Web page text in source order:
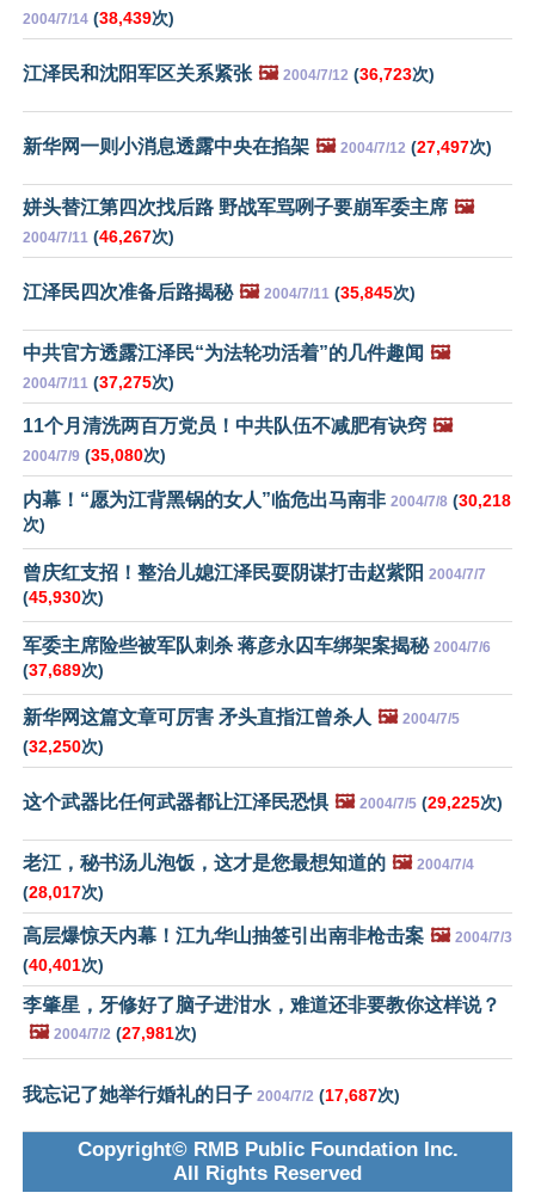
2004/7/14 (38,439次)
江泽民和沈阳军区关系紧张 🖼️ 2004/7/12 (36,723次)
新华网一则小消息透露中央在掐架 🖼️ 2004/7/12 (27,497次)
姘头替江第四次找后路 野战军骂咧子要崩军委主席 🖼️
2004/7/11 (46,267次)
江泽民四次准备后路揭秘 🖼️ 2004/7/11 (35,845次)
中共官方透露江泽民“为法轮功活着”的几件趣闻 🖼️
2004/7/11 (37,275次)
11个月清洗两百万党员！中共队伍不减肥有诀窍 🖼️
2004/7/9 (35,080次)
内幕！“愿为江背黑锅的女人”临危出马南非 2004/7/8 (30,218
次)
曾庆红支招！整治儿媳江泽民耍阴谋打击赵紫阳 2004/7/7
(45,930次)
军委主席险些被军队刺杀 蒋彦永囚车绑架案揭秘 2004/7/6
(37,689次)
新华网这篇文章可厉害 矛头直指江曾杀人 🖼️ 2004/7/5
(32,250次)
这个武器比任何武器都让江泽民恐惧 🖼️ 2004/7/5 (29,225次)
老江，秘书汤儿泡饭，这才是您最想知道的 🖼️ 2004/7/4
(28,017次)
高层爆惊天内幕！江九华山抽签引出南非枪击案 🖼️ 2004/7/3
(40,401次)
李肇星，牙修好了脑子进泔水，难道还非要教你这样说？
🖼️ 2004/7/2 (27,981次)
我忘记了她举行婚礼的日子 2004/7/2 (17,687次)
Copyright© RMB Public Foundation Inc.
All Rights Reserved